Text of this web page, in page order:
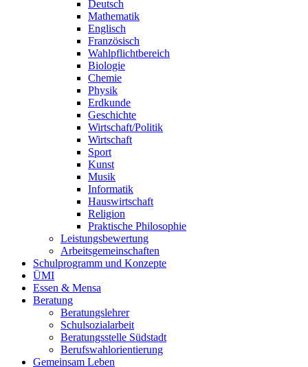
Deutsch
Mathematik
Englisch
Französisch
Wahlpflichtbereich
Biologie
Chemie
Physik
Erdkunde
Geschichte
Wirtschaft/Politik
Wirtschaft
Sport
Kunst
Musik
Informatik
Hauswirtschaft
Religion
Praktische Philosophie
Leistungsbewertung
Arbeitsgemeinschaften
Schulprogramm und Konzepte
ÜMI
Essen & Mensa
Beratung
Beratungslehrer
Schulsozialarbeit
Beratungsstelle Südstadt
Berufswahlorientierung
Gemeinsam Leben